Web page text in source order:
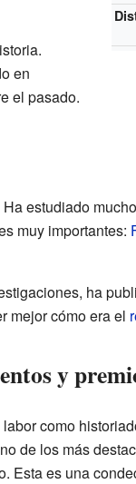
en
el pasado.
Ha estudiado
muy importantes:
ha
mejor cómo era el
y
como
de los más
Esta es una